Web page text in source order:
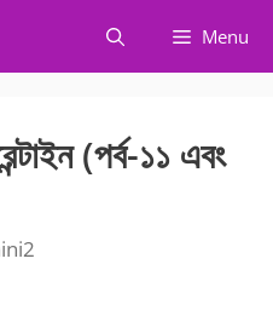
Menu
(পর্ব-১১ এবং